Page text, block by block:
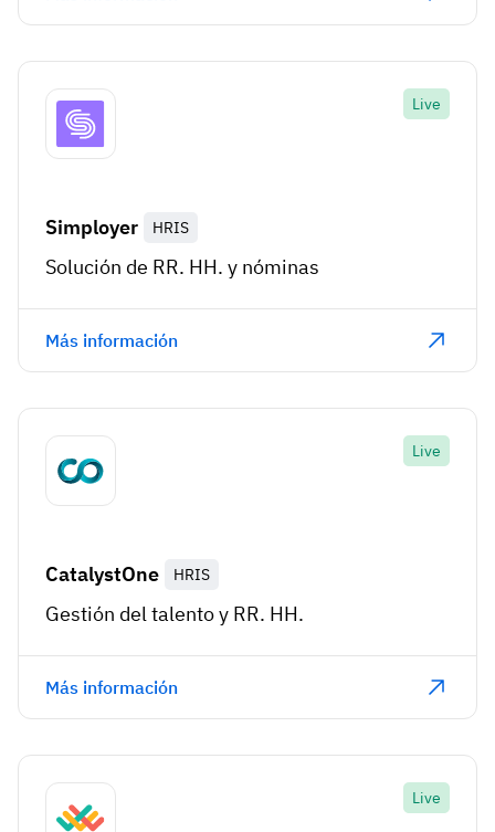
Live
Simployer HRIS
Solución de RR. HH. y nóminas
Más información
Live
CatalystOne HRIS
Gestión del talento y RR. HH.
Más información
Live